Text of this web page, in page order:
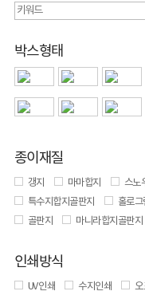
박스형태
종이재질
갱지 마마합지 스노
특수지합지골판지
홀로그
골판지
마니라합지골판지
인쇄방식
UV 인쇄 수지인쇄 오